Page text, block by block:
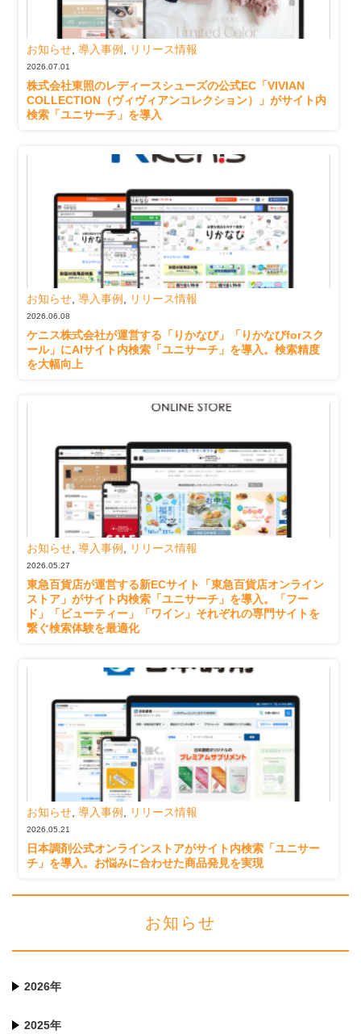
お知らせ ,導入事例 リリース情報
2026.07.01
株式会社東照のレディースシューズの公式EC「VIVIAN
COLLECTION（ヴィヴィアンコレクション）」がサイト内
検索「ユニサーチ」を導入
お知らせ ,導入事例 リリース情報
2026.06.08
ケニス株式会社が運営する「りかなび」「りかなびforスク
ール」にAIサイト内検索「ユニサーチ」を導入。検索精度
を大幅向上
お知らせ ,導入事例 リリース情報
2026.05.27
東急百貨店が運営する新ECサイト「東急百貨店オンライン
ストア」がサイト内検索「ユニサーチ」を導入。「フー
ド」「ビューティー」「ワイン」それぞれの専門サイトを
繋ぐ検索体験を最適化
お知らせ ,導入事例 リリース情報
2026.05.21
日本調剤公式オンラインストアがサイト内検索「ユニサー
チ」を導入。お悩みに合わせた商品発見を実現
お知らせ
2026年
2025年